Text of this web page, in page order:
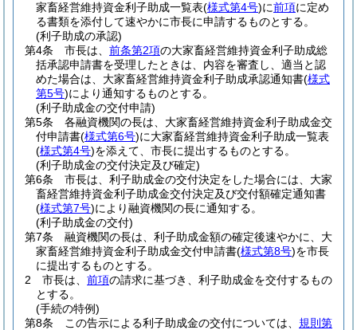
家畜経営維持資金利子助成一覧表(様式第4号)に前項に定め
る書類を添付して速やかに市長に申請するものとする。
(利子助成の承認)
第4条
市長は、 前条第2項の大家畜経営維持資金利子助成総
括承認申請書を受理したときは、内容を審査し、適当と認
めた場合は、大家畜経営維持資金利子助成承認通知書(様式
第5号)により通知するものとする。
(利子助成金の交付申請)
第5条
各融資機関の長は、大家畜経営維持資金利子助成金交
付申請書(様式第6号)に大家畜経営維持資金利子助成一覧表
(様式第4号)を添えて、市長に提出するものとする。
(利子助成金の交付決定及び確定)
第6条
市長は、利子助成金の交付決定をした場合には、大家
畜経営維持資金利子助成金交付決定及び交付額確定通知書
(様式第7号)により融資機関の長に通知する。
(利子助成金の交付)
第7条
融資機関の長は、利子助成金額の確定後速やかに、大
家畜経営維持資金利子助成金交付申請書(様式第8号)を市長
に提出するものとする。
2
市長は、 前項の請求に基づき、利子助成金を交付するもの
とする。
(手続の特例)
第8条
この告示による利子助成金の交付については、 規則第